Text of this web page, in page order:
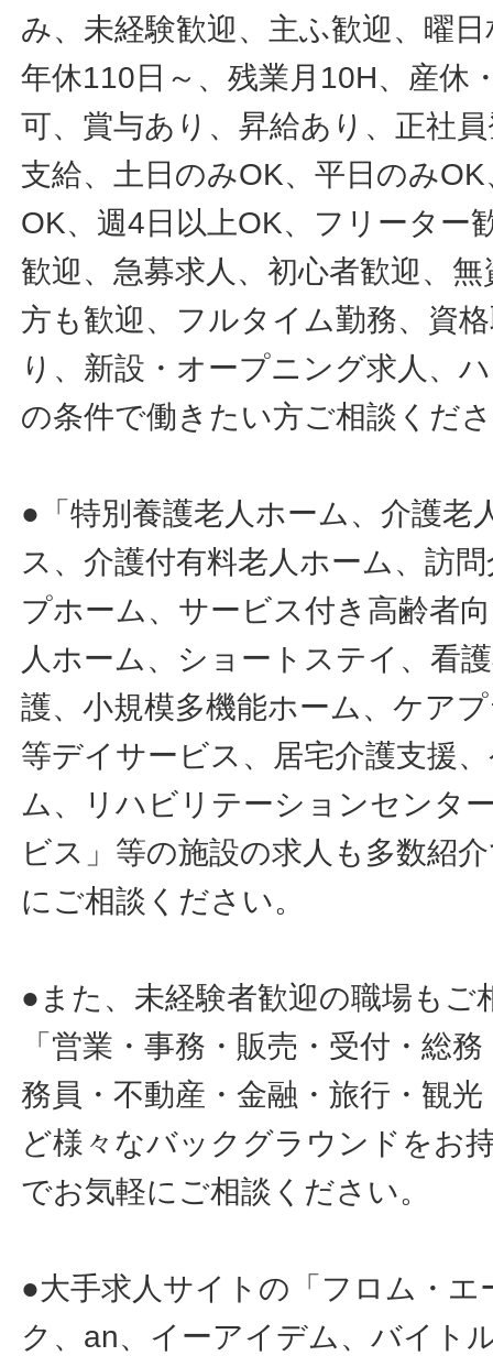
み、未経験歓迎、主ふ歓迎、曜
年休110日～、残業月10H、産休
可、賞与あり、昇給あり、正社
支給、土日のみOK、平日のみ
OK、週4日以上OK、フリーター
歓迎、急募求人、初心者歓迎、
方も歓迎、フルタイム勤務、資
り、新設・オープニング求人、
の条件で働きたい方ご相談くだ
●「特別養護老人ホーム、介護老
ス、介護付有料老人ホーム、訪
プホーム、サービス付き高齢者
人ホーム、ショートステイ、看
護、小規模多機能ホーム、ケア
等デイサービス、居宅介護支援
ム、リハビリテーションセンタ
ビス」等の施設の求人も多数紹
にご相談ください。
●また、未経験者歓迎の職場もご
「営業・事務・販売・受付・総
務員・不動産・金融・旅行・観
ど様々なバックグラウンドをお
でお気軽にご相談ください。
●大手求人サイトの「フロム・
ク、an、イーアイデム、バイト